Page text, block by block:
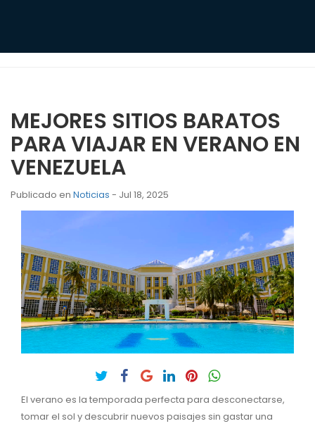
MEJORES SITIOS BARATOS
PARA VIAJAR EN VERANO EN
VENEZUELA
Publicado en Noticias - Jul 18, 2025
El verano es la temporada perfecta para desconectarse,
tomar el sol y descubrir nuevos paisajes sin gastar una